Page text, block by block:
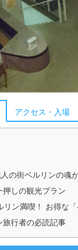
アクセス・入場
の街ベルリンの魂
押しの観光プラン
リン満喫！ お得な
旅行者の必読記事